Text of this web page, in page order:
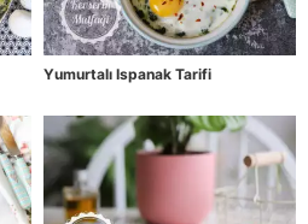
Yumurtalı Ispanak Tarifi